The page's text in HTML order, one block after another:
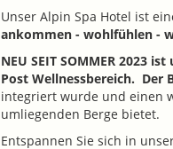
Unser Alpin Spa Hotel ist
ankommen - wohlfühlen -
NEU SEIT SOMMER 2023
Post Wellnessbereich. Der
integriert wurde und einen
umliegenden Berge bietet.
Entspannen Sie sich in